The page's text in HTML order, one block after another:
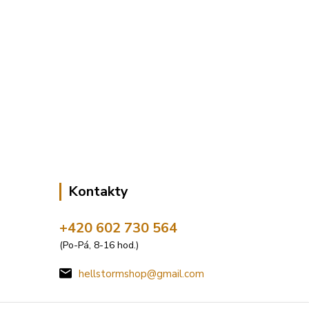
Kontakty
+420 602 730 564
(Po-Pá, 8-16 hod.)
hellstormshop@gmail.com